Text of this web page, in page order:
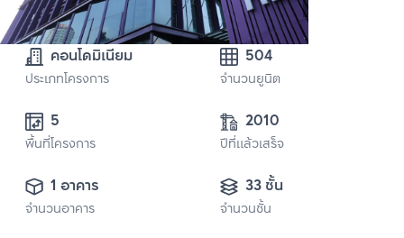
คอนโดมิเนียม
ประเภทโครงการ
504
จำนวนยูนิต
พื้นที่โครงการ
2010
ปีที่แล้วเสร็จ
1 อาคาร
จำนวนอาคาร
33 ชั้น
จำนวนชั้น